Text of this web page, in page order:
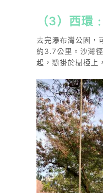
（3）西環
去完瀑布灣公園，
約3.7公里。沙灣
起，懸掛於樹椏上